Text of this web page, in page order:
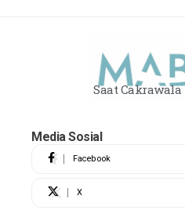
Saat
Media Sosial
Facebook
X